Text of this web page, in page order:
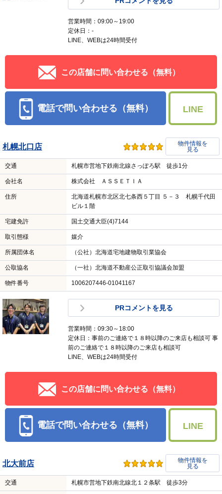
営業時間：09:00～19:00
定休日：-
LINE、WEBは24時間受付
この店舗に問い合わせる（無料）
電話で問い合わせる（無料） LINE
札幌北口店
物件情報を
見る
交通 札幌市営地下鉄南北線さっぽろ駅 徒歩1分
会社名 株式会社 ＡＳＳＥＴＩＡ
住所
北海道札幌市北区北七条西５丁目 ５－３ 札幌千代田
ビル１階
宅建免許 国土交通大臣(4)7144
取引態様 媒介
所属団体名 （公社）北海道宅地建物取引業協会
公取協名 （一社）北海道不動産公正取引協議会加盟
物件番号 1006207446-01041167
PRコメントを見る
営業時間：09:30～18:00
定休日：事前のご連絡で１８時以降のご来店も相談可 事
前のご連絡で１８時以降のご来店も相談可
LINE、WEBは24時間受付
この店舗に問い合わせる（無料）
電話で問い合わせる（無料） LINE
北大前店
物件情報を
見る
交通 札幌市営地下鉄南北線北１２条駅 徒歩3分